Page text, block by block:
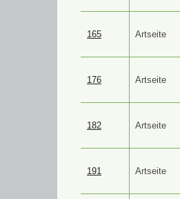
165 Artseite
176 Artseite
182 Artseite
191 Artseite